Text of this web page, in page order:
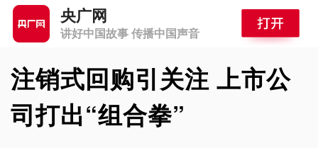
央广网
讲好中国故事 传播中国声音
注销式回购引关注 上市公
司打出“组合拳”